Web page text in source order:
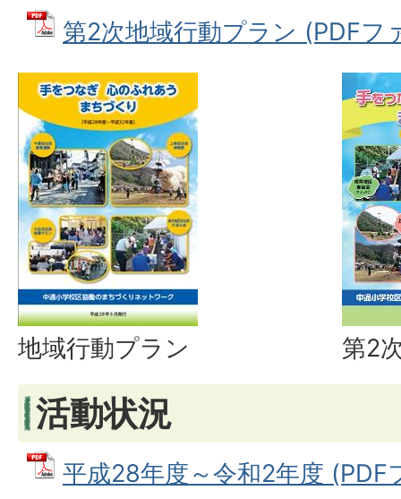
第2次地域行動プラン (PDFフ
地域行動プラン 第2
活動状況
平成28年度～令和2年度 (PDF